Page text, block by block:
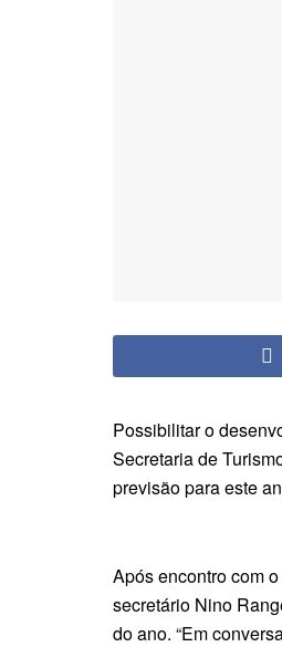
Possibilitar o
Secretaria de
previsão para este
Após encontro com
secretário Nino
do ano. “Em